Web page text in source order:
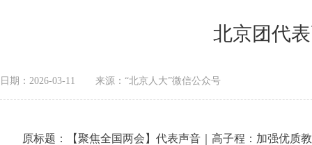
北京团代
日期：2026-03-11 来源：“北京人大”微信公众号
原标题：【聚焦全国两会】代表声音｜高子程：加强优质